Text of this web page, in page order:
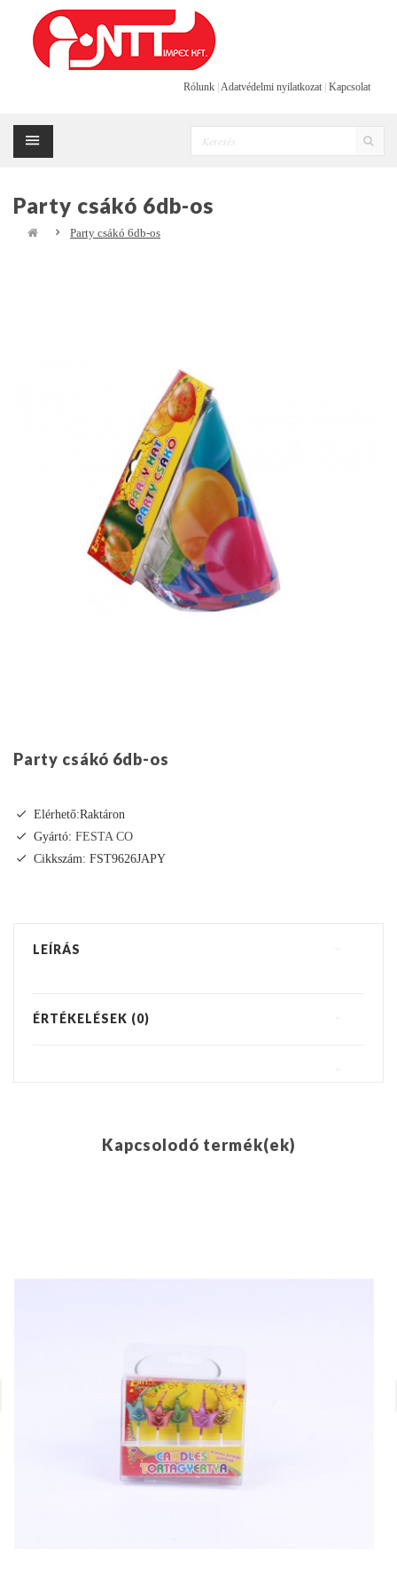
Rólunk Adatvédelmi nyilatkozat Kapcsolat
Party csákó 6db-os
Party csákó 6db-os
Party csákó 6db-os
Elérhető:Raktáron
Gyártó: FESTA CO
Cikkszám: FST9626JAPY
LEÍRÁS
ÉRTÉKELÉSEK (0)
Kapcsolodó termék(ek)